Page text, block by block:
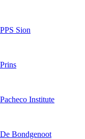
PPS Sion
Prins
Pacheco Institute
De Bondgenoot